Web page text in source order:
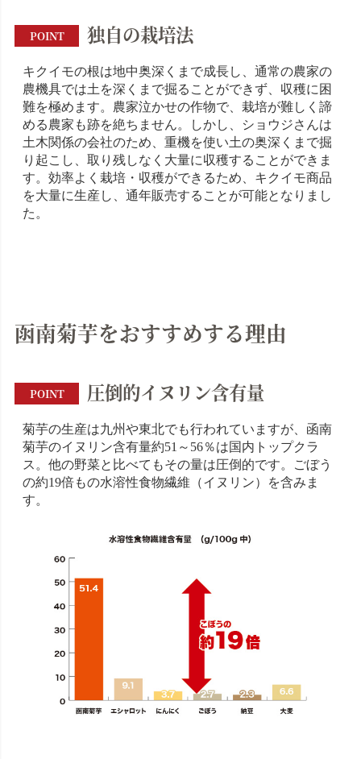
POINT 独自の栽培法
キクイモの根は地中奥深くまで成長し、通常の農家の
農機具では土を深くまで掘ることができず、収穫に困
難を極めます。農家泣かせの作物で、栽培が難しく諦
める農家も跡を絶ちません。しかし、ショウジさんは
土木関係の会社のため、重機を使い土の奥深くまで掘
り起こし、取り残しなく大量に収穫することができま
す。効率よく栽培・収穫ができるため、キクイモ商品
を大量に生産し、通年販売することが可能となりまし
た。
函南菊芋をおすすめする理由
POINT 圧倒的イヌリン含有量
菊芋の生産は九州や東北でも行われていますが、函南
菊芋のイヌリン含有量約51～56％は国内トップクラ
ス。他の野菜と比べてもその量は圧倒的です。ごぼう
の約19倍もの水溶性食物繊維（イヌリン）を含みま
す。